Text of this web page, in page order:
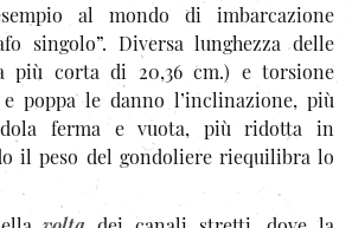
al mondo di imbarcazione
singolo”. Diversa lunghezza delle
più corta di 20,36 cm.) e torsione
poppa le danno l’inclinazione, più
ferma e vuota, più ridotta in
il peso del gondoliere riequilibra lo